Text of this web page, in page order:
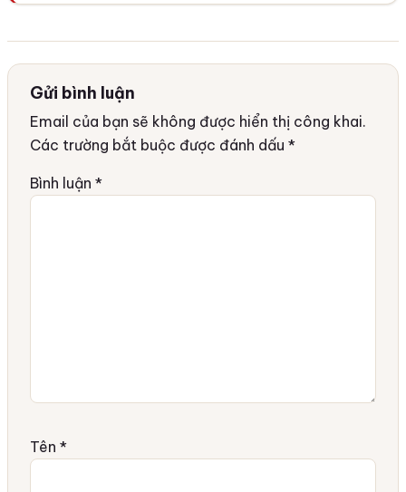
Gửi bình luận
Email của bạn sẽ không được hiển thị công khai.
Các trường bắt buộc được đánh dấu *
Bình luận *
Tên *